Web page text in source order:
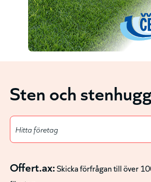
Sten och
Offert.ax:Skicka förfrågan till över